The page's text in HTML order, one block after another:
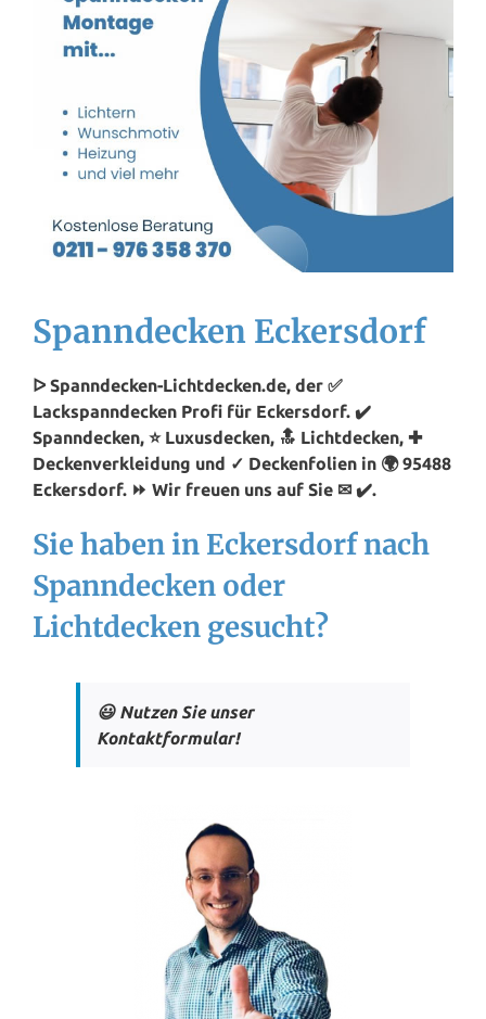
Spanndecken Eckersdorf
ᐅ Spanndecken-Lichtdecken.de, der ✅
Lackspanndecken Profi für Eckersdorf. ✔️
Spanndecken, ⭐ Luxusdecken, 🔝 Lichtdecken, ✚
Deckenverkleidung und ✓ Deckenfolien in 🌍 95488
Eckersdorf. ⏩ Wir freuen uns auf Sie ✉ ✔️.
Sie haben in Eckersdorf nach
Spanndecken oder
Lichtdecken gesucht?
😃 Nutzen Sie unser
Kontaktformular!